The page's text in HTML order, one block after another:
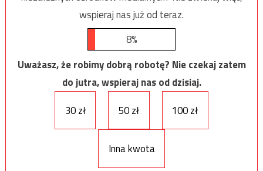
wspieraj nas już od teraz.
8%
Uważasz, że robimy dobrą robotę? Nie czekaj zatem
do jutra, wspieraj nas od dzisiaj.
30 zł
50 zł 100 zł
Inna kwota